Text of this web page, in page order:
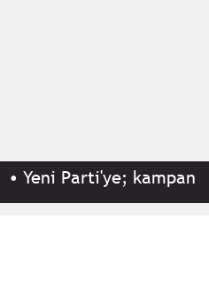
Yeni Parti'ye;